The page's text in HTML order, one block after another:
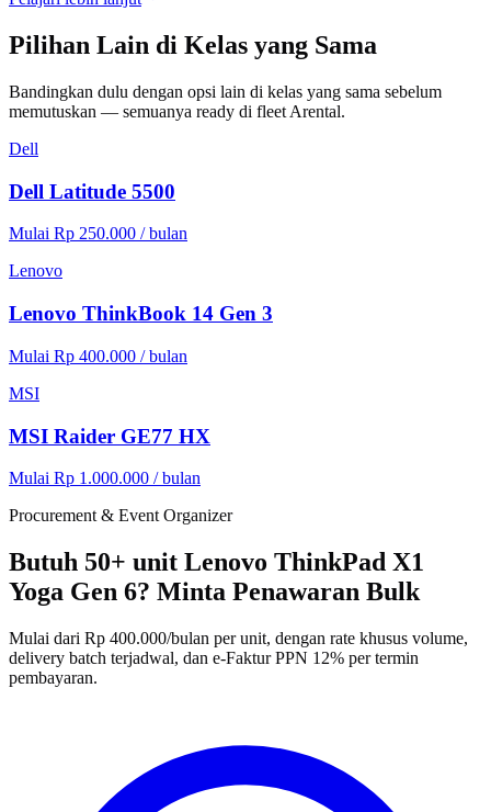
Pilihan Lain di Kelas yang Sama
Bandingkan dulu dengan opsi lain di kelas yang sama sebelum
memutuskan — semuanya ready di fleet Arental.
Dell
Dell Latitude 5500
Mulai Rp 250.000 / bulan
Lenovo
Lenovo ThinkBook 14 Gen 3
Mulai Rp 400.000 / bulan
MSI
MSI Raider GE77 HX
Mulai Rp 1.000.000 / bulan
Procurement & Event Organizer
Butuh 50+ unit Lenovo ThinkPad X1
Yoga Gen 6? Minta Penawaran Bulk
Mulai dari Rp 400.000/bulan per unit, dengan rate khusus volume,
delivery batch terjadwal, dan e-Faktur PPN 12% per termin
pembayaran.